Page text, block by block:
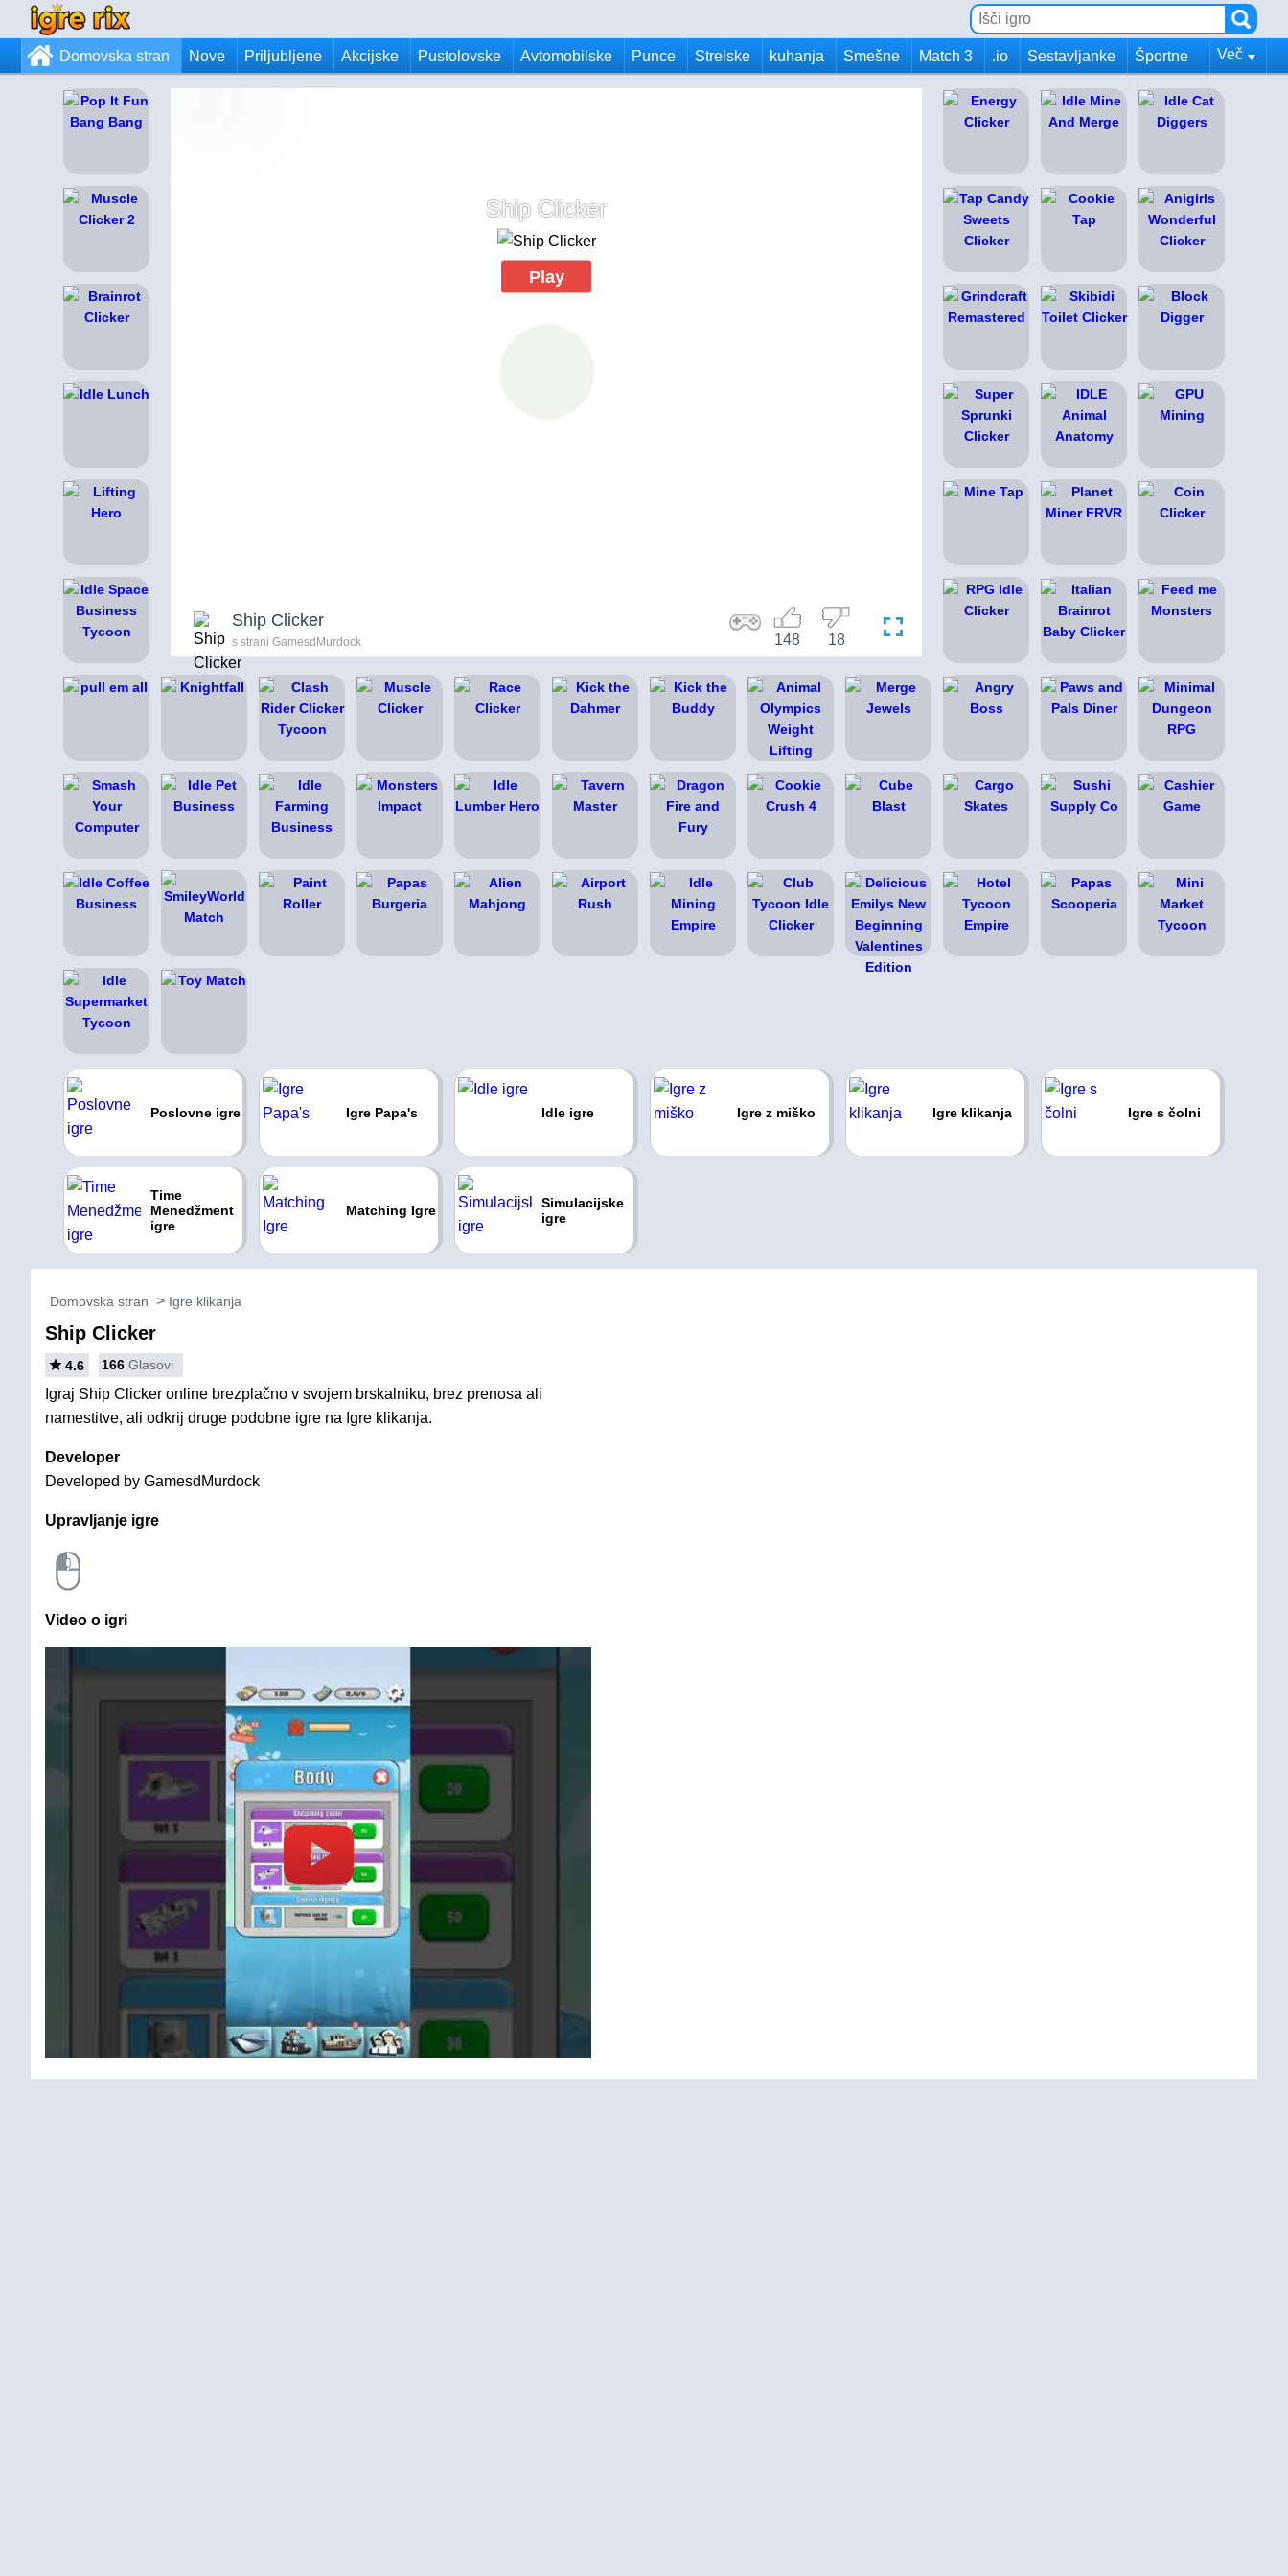
Domovska stran Nove Priljubljene Akcijske Pustolovske Avtomobilske Punce Strelske kuhanja Smešne Match 3 .io Sestavljanke Športne Več
Ship Clicker
Play
Ship Clicker
s strani GamesdMurdock 18
148
Poslovne igre Igre Papa's Idle igre Igre z miško Igre klikanja Igre s čolni
Time
Menedžment
igre
Matching Igre
Simulacijske
igre
Domovska stran Igre klikanja
Ship Clicker
4.6 166 Glasovi
Igraj Ship Clicker online brezplačno v svojem brskalniku, brez prenosa ali
namestitve, ali odkrij druge podobne igre na Igre klikanja.
Developer
Developed by GamesdMurdock
Upravljanje igre
Video o igri